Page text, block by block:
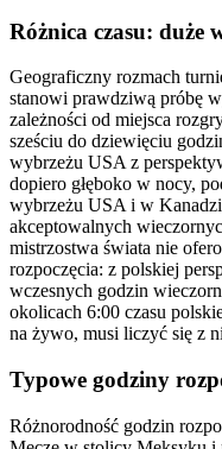
Różnica czasu: duże
Geograficzny rozmach
stanowi prawdziwą próbę
zależności od miejsca
sześciu do dziewięciu
wybrzeżu USA z
dopiero głęboko w nocy,
wybrzeżu USA i w
akceptowalnych
mistrzostwa świata nie
rozpoczęcia: z polskiej
wczesnych godzin
okolicach 6:00 czasu
na żywo, musi liczyć się z
Typowe godziny
Różnorodność godzin